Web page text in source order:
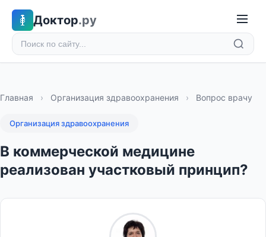
Доктор.ру
Главная › Организация здравоохранения › Вопрос врачу
Организация здравоохранения
В коммерческой медицине
реализован участковый принцип?